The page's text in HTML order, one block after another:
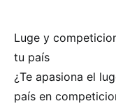
Luge y
tu país
¿Te apasiona el
país en